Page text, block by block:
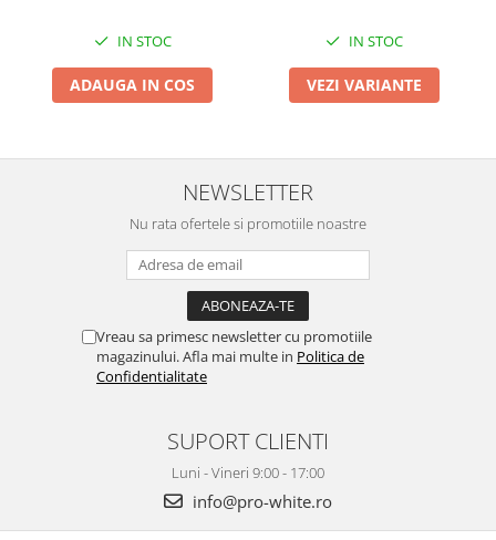
IN STOC
ADAUGA IN COS
IN STOC
VEZI VARIANTE
NEWSLETTER
Nu rata ofertele si promotiile noastre
Vreau sa primesc newsletter cu promotiile
magazinului. Afla mai multe in Politica de
Confidentialitate
SUPORT CLIENTI
Luni - Vineri 9:00 - 17:00
info@pro-white.ro